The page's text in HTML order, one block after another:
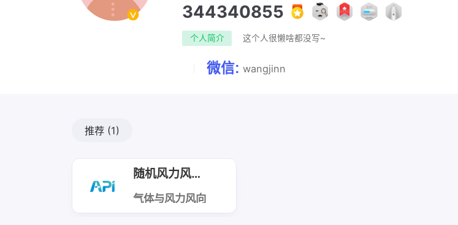
344340855
个人简介 这个人很懒啥都没写~
微信: wangjinn
推荐 (1)
随机风力风向污染图
气体与风力风向